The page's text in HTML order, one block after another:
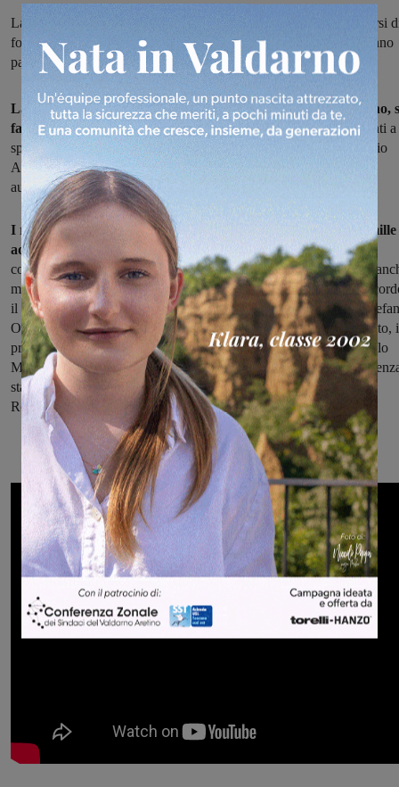
La Banca del Valdarno mette a disposizione l’auditorium per i corsi
formazione: nel 2016 sono stati 40, quasi mille le persone che hanno
partecipato. L’accordo prosegue anche per il 2017
La formazione per gli addetti del terziario, in Valdarno aretino,
fa a San Giovanni,senza costringere quindi operatori e dipendenti a
spostarsi ad Arezzo. È il risultato di un accordo fra Confcommercio
Arezzo e Banca del Valdarno, che mette a disposizione il suo
auditorium. Un accordo rinnovato anche per il 2017.
I risultati sono nei numeri: nel 2016 sono stati formati circa mille
addetti (993, per l’esattezza), per un totale di 40 corsi e 972 ore
complessive di lezione. Tra di loro c’erano titolari di azienda, ma
molti collaboratori e dipendenti. Soddisfatti gli attori di questo
il direttore provinciale dell’area formazione di Confcommercio
Orlandi, il presidente della Banca del Valdarno, Gianfranco Donato, i
presidenti delle delegazioni Confcommercio di San Giovanni Paolo
Mantovani e di Montevarchi Federica Vannelli, presenti in
stampa insieme alle responsabili di delegazione Laura Cantini e
Roberta Soldani.